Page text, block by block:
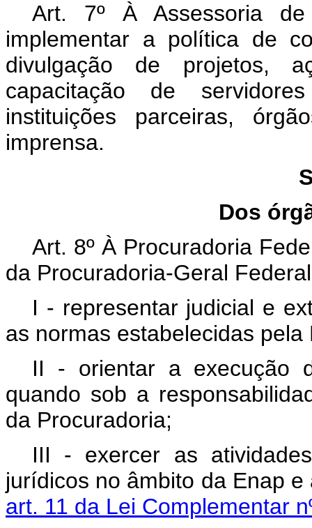
Art. 7º À Assessoria
implementar a política de
divulgação de projetos,
capacitação de
instituições parceiras,
imprensa.
Dos
Art. 8º À Procuradoria
da Procuradoria-Geral
I - representar judicial e
as normas estabelecidas
II - orientar a execução
quando sob a
da Procuradoria;
III - exercer as
jurídicos no âmbito da Enap
art. 11 da Lei Complementar